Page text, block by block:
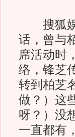
搜狐娱
话，曾与
席活动时
络，锋芝
转到柏芝
做？）这
呀？）没
一直都有